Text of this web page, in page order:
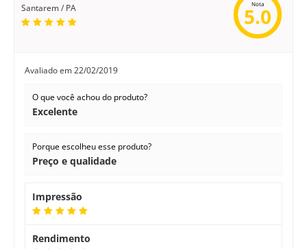
Santarem / PA Nota
5.0
Avaliado em22/02/2019
O que você achou do produto?
Excelente
Porque escolheu esse produto?
Preço e qualidade
Impressão
Rendimento